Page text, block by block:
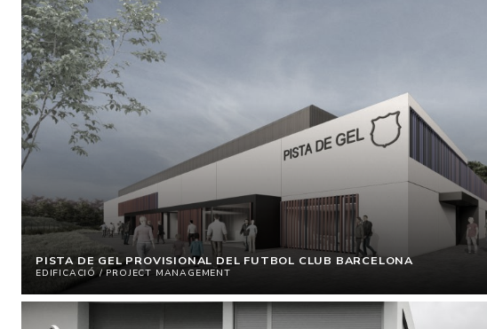
PISTA DE GEL PROVISIONAL DEL FUTBOL CLUB BARCELONA
EDIFICACIÓ / PROJECT MANAGEMENT